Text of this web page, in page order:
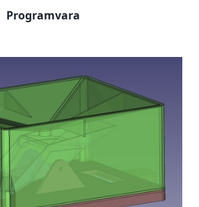
Programvara